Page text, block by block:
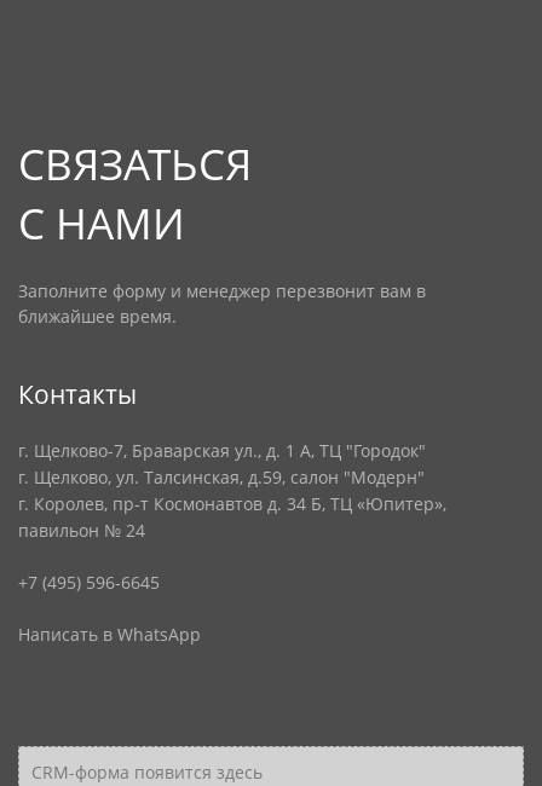
СВЯЗАТЬСЯ
С НАМИ
Заполните форму и менеджер перезвонит вам в
ближайшее время.
Контакты
г. Щелково-7, Браварская ул., д. 1 А, ТЦ "Городок"
г. Щелково, ул. Талсинская, д.59, салон "Модерн"
г. Королев, пр-т Космонавтов д. 34 Б, ТЦ «Юпитер»,
павильон № 24
+7 (495) 596-6645
Написать в WhatsApp
CRM-форма появится здесь